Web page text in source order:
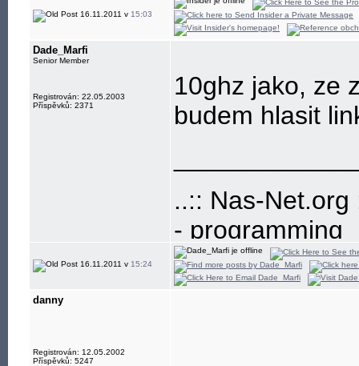
16.11.2011 v 15:03
Dade_Marfi
Senior Member
Registrován: 22.05.2003
Příspěvků: 2371
10ghz jako, ze
budem hlasit
..:: Nas-Net.org
- programming
- build-up and
- development
16.11.2011 v 15:24
danny
Registrován: 12.05.2002
Příspěvků: 5247